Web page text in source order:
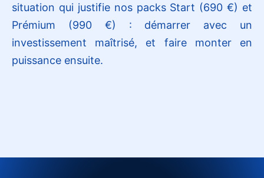
situation qui justifie nos packs Start (690 €) et
Prémium (990 €) : démarrer avec un
investissement maîtrisé, et faire monter en
puissance ensuite.